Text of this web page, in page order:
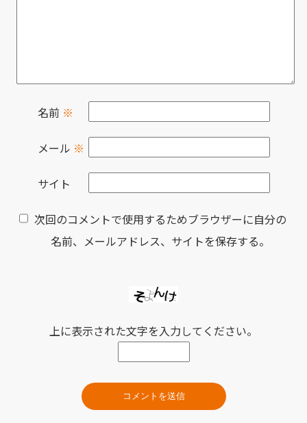
名前 ※
メール ※
サイト
次回のコメントで使用するためブラウザーに自分の
名前、メールアドレス、サイトを保存する。
上に表示された文字を入力してください。